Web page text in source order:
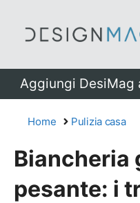
Aggiungi DesiMag
Home Pulizia casa
Biancheria
pesante: i